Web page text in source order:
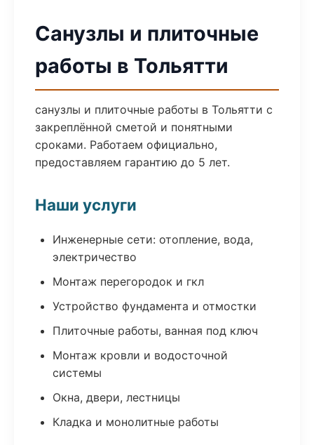
Санузлы и плиточные
работы в Тольятти
санузлы и плиточные работы в Тольятти с
закреплённой сметой и понятными
сроками. Работаем официально,
предоставляем гарантию до 5 лет.
Наши услуги
Инженерные сети: отопление, вода,
электричество
Монтаж перегородок и гкл
Устройство фундамента и отмостки
Плиточные работы, ванная под ключ
Монтаж кровли и водосточной
системы
Окна, двери, лестницы
Кладка и монолитные работы